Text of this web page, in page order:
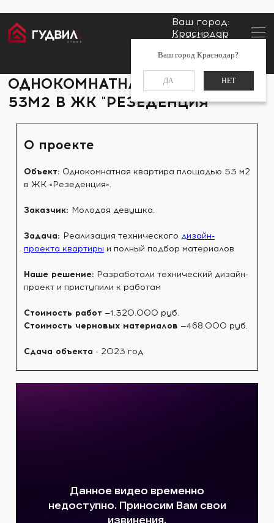
Ваш город:
Краснодар
Ваш город Краснодар?
ДА НЕТ
Заказать звонок
ОДНОКОМНАТНАЯ КВАРТИРА
53М2 В ЖК "РЕЗЕДЕНЦИЯ"
О проекте
Объект: Однокомнатная квартира площадью 53 м2
в ЖК «Резеденция».
Заказчик: Молодая девушка.
Задача: Реализация технического дизайн-
проекта квартиры и полный подбор материалов
Наше решение: Разработали технический дизайн-
проект и приступили к работам
Стоимость работ —1.320.000 руб.
Стоимость черновых материалов —468.000 руб.
Сдача объекта - 2023 год⠀